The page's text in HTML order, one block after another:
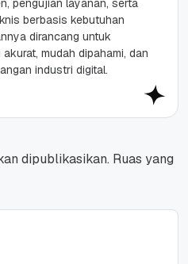
pengujian layanan, serta
berbasis kebutuhan
dirancang untuk
mudah dipahami, dan
industri digital.
dipublikasikan. Ruas yang